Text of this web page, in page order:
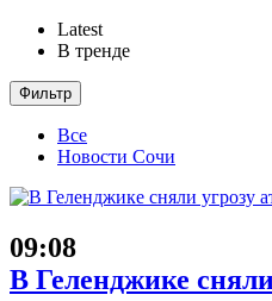
Latest
В тренде
Фильтр
Все
Новости Сочи
09:08
В Геленджике